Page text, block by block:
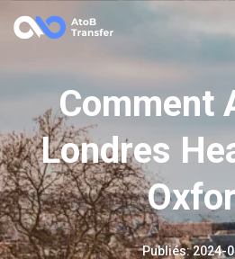
Сomment
Londres
Publiés:2024-